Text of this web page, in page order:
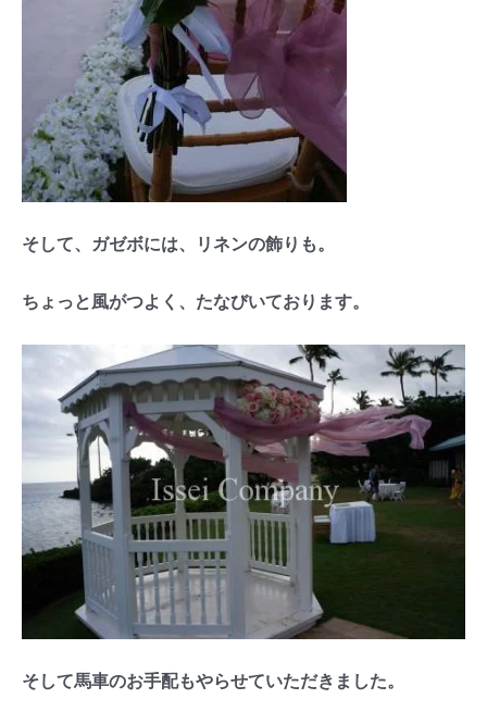
そして、ガゼボには、リネンの飾りも。
ちょっと風がつよく、たなびいております。
そして馬車のお手配もやらせていただきました。